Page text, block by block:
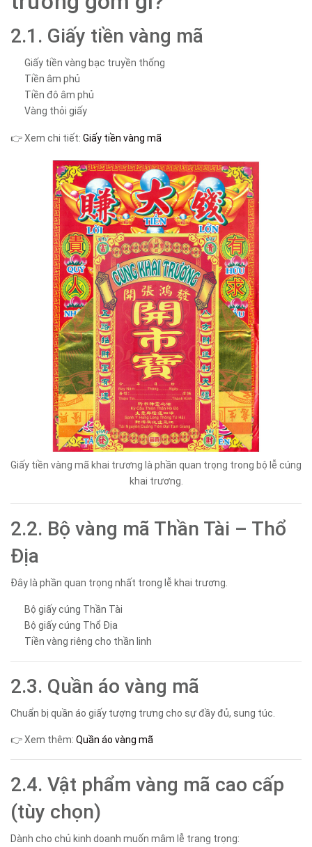
2.1. Giấy tiền vàng mã
Giấy tiền vàng bạc truyền thống
Tiền âm phủ
Tiền đô âm phủ
Vàng thỏi giấy
👉 Xem chi tiết: Giấy tiền vàng mã
Giấy tiền vàng mã khai trương là phần quan trọng trong bộ lễ cúng
khai trương.
2.2. Bộ vàng mã Thần Tài – Thổ
Địa
Đây là phần quan trọng nhất trong lễ khai trương.
Bộ giấy cúng Thần Tài
Bộ giấy cúng Thổ Địa
Tiền vàng riêng cho thần linh
2.3. Quần áo vàng mã
Chuẩn bị quần áo giấy tượng trưng cho sự đầy đủ, sung túc.
👉 Xem thêm: Quần áo vàng mã
2.4. Vật phẩm vàng mã cao cấp
(tùy chọn)
Dành cho chủ kinh doanh muốn mâm lễ trang trọng: